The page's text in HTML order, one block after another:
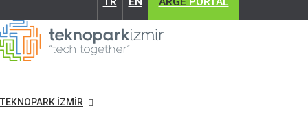
TEKNOPARK İZMİR